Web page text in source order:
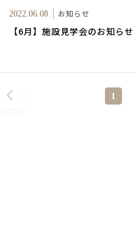
2022.06.08 お知らせ
【6月】施設見学会のお知らせ
1